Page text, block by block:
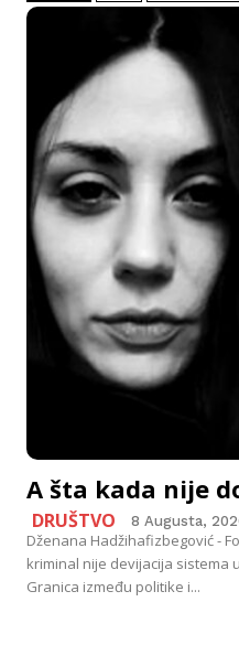
A šta kada nije
DRUŠTVO 8 Augusta,
Dženana Hadžihafizbegović -
kriminal nije devijacija sistema
Granica između politike i...